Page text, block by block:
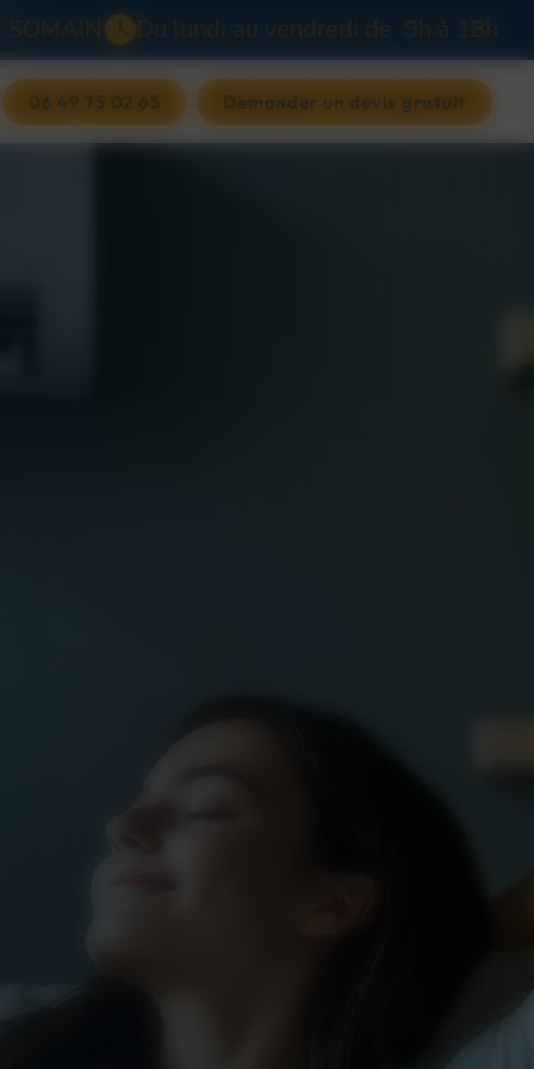
SOMAIN Du lundi au vendredi de 9h à 18h
06 49 75 02 65 Demander un devis gratuit